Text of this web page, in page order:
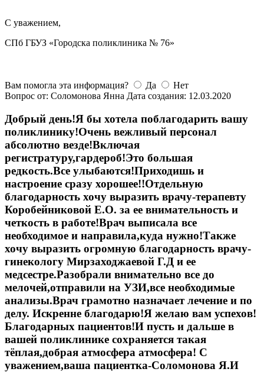
С уважением,
СПб ГБУЗ «Городска поликлиника № 76»
Вам помогла эта информация? Да
Нет
Вопрос от: Соломонова Янна Дата создания: 12.03.2020
Добрый день!Я бы хотела поблагодарить вашу
поликлинику!Очень вежливый персонал
абсолютно везде!Включая
регистратуру,гардероб!Это большая
редкость.Все улыбаются!Приходишь и
настроение сразу хорошее!!Отдельную
благодарность хочу выразить врачу-терапевту
Коробейниковой Е.О. за ее внимательность и
четкость в работе!Врач выписала все
необходимое и направила,куда нужно!Также
хочу выразить огромную благодарность врачу-
гинекологу Мирзаходжаевой Г.Д и ее
медсестре.Разобрали внимательно все до
мелочей,отправили на УЗИ,все необходимые
анализы.Врач грамотно назначает лечение и по
делу. Искренне благодарю!Я желаю вам успехов!
Благодарных пациентов!И пусть и дальше в
вашей поликлинике сохраняется такая
тёплая,добрая атмосфера атмосфера! С
уважением,ваша пациентка-Соломонова Я.И